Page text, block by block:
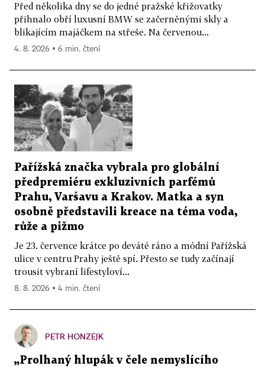
Před několika dny se do jedné pražské křižovatky
přihnalo obří luxusní BMW se začerněnými skly a
blikajícím majáčkem na střeše. Na červenou...
4. 8. 2026 ▪ 6 min. čtení
Pařížská značka vybrala pro globální
předpremiéru exkluzivních parfémů
Prahu, Varšavu a Krakov. Matka a syn
osobně představili kreace na téma voda,
růže a pižmo
Je 23. července krátce po deváté ráno a módní Pařížská
ulice v centru Prahy ještě spí. Přesto se tudy začínají
trousit vybraní lifestyloví...
8. 8. 2026 ▪ 4 min. čtení
PETR HONZEJK
„Prolhaný hlupák v čele nemyslícího